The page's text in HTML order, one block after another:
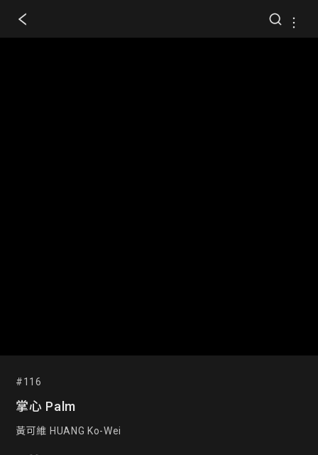
#116
掌心 Palm
黃可維 HUANG Ko-Wei